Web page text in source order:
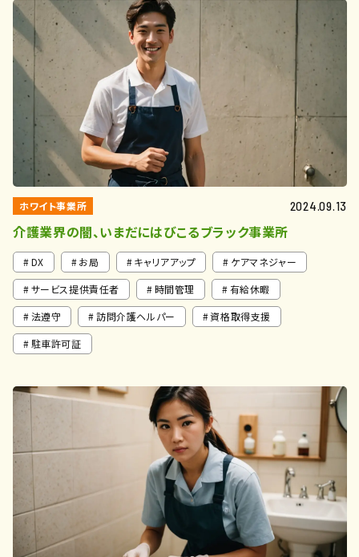
ホワイト事業所 2024.09.13
介護業界の闇、いまだにはびこるブラック事業所
DX お局 キャリアアップ
ケアマネジャー
サービス提供責任者
時間管理
有給休暇
法遵守
訪問介護ヘルパー
資格取得支援
駐車許可証